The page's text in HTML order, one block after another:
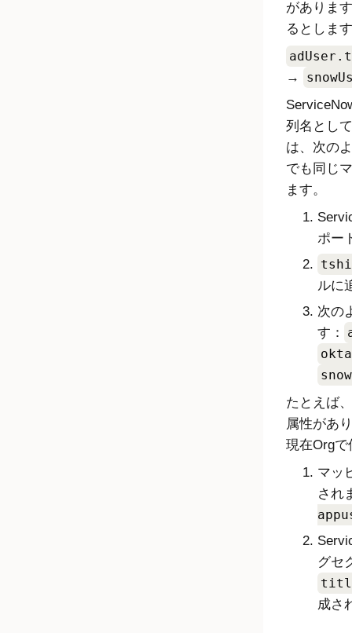
がありま
るとしま
→
列名として
は、次の
でも同じ
ます。
ポー
ルに
次の
す：
たとえば、
属性があ
現在Orgで
マッ
され
グセ
成さ